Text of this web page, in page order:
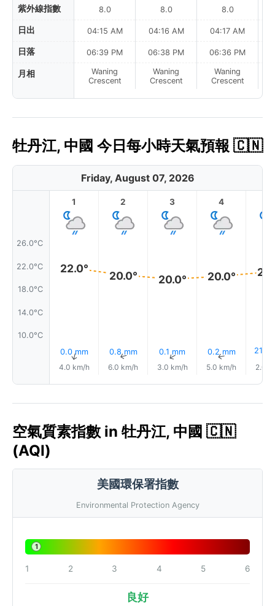
紫外線指數
日出
日落
月相
8.0
04:15 AM
06:39 PM
Waning
Crescent
8.0
04:16 AM
06:38 PM
Waning
Crescent
8.0
04:17 AM
06:36 PM
Waning
Crescent
牡丹江, 中國 今日每小時天氣預報 🇨🇳
Friday, August 07, 2026
26.0°C
22.0°C
18.0°C
14.0°C
10.0°C
1
22.0°
0.0 mm
↑
4.0 km/h
2
20.0°
0.8 mm
↑
6.0 km/h
3
20.0°
0.1 mm
↑
3.0 km/h
4
20.0°
0.2 mm
↑
5.0 km/h
21%
2.0
空氣質素指數 in 牡丹江, 中國 🇨🇳
(AQI)
美國環保署指數
Environmental Protection Agency
1
1 2 3 4 5 6
良好